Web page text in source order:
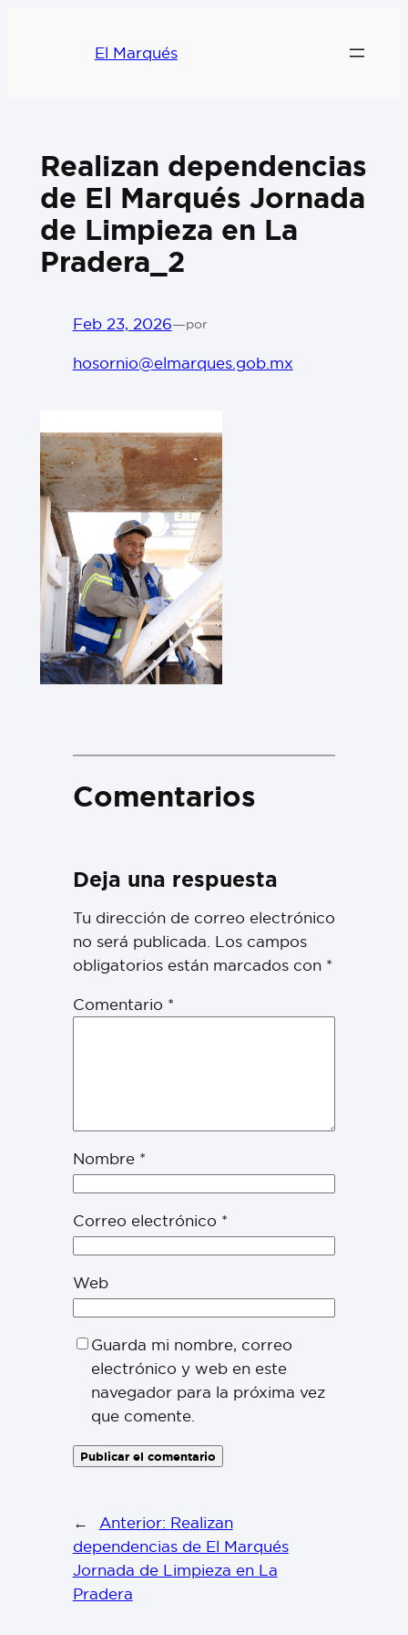
El Marqués
Realizan dependencias
de El Marqués Jornada
de Limpieza en La
Pradera_2
Feb 23, 2026—por
hosornio@elmarques.gob.mx
Comentarios
Deja una respuesta
Tu dirección de correo electrónico
no será publicada. Los campos
obligatorios están marcados con *
Comentario *
Nombre *
Correo electrónico *
Web
Guarda mi nombre, correo
electrónico y web en este
navegador para la próxima vez
que comente.
← Anterior: Realizan
dependencias de El Marqués
Jornada de Limpieza en La
Pradera